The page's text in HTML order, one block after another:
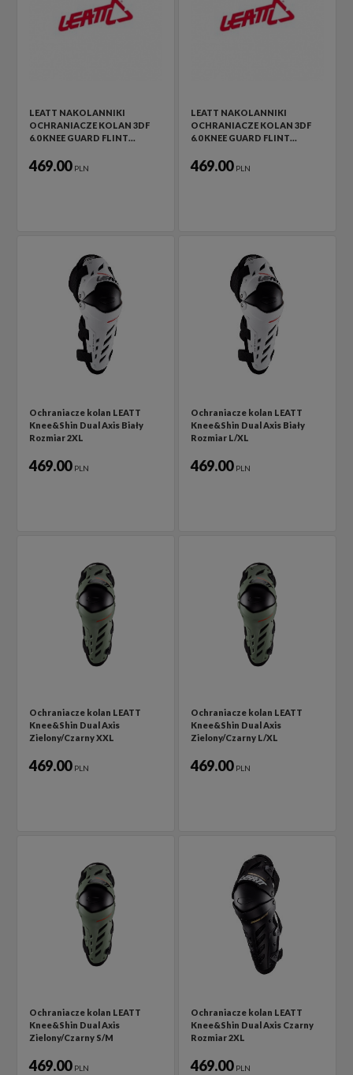
LEATT NAKOLANNIKI
OCHRANIACZE KOLAN 3DF
6.0 KNEE GUARD FLINT…
469.00 PLN
LEATT NAKOLANNIKI
OCHRANIACZE KOLAN 3DF
6.0 KNEE GUARD FLINT…
469.00 PLN
Ochraniacze kolan LEATT
Knee&Shin Dual Axis Biały
Rozmiar 2XL
469.00 PLN
Ochraniacze kolan LEATT
Knee&Shin Dual Axis Biały
Rozmiar L/XL
469.00 PLN
Ochraniacze kolan LEATT
Knee&Shin Dual Axis
Zielony/Czarny XXL
469.00 PLN
Ochraniacze kolan LEATT
Knee&Shin Dual Axis
Zielony/Czarny L/XL
469.00 PLN
Ochraniacze kolan LEATT
Knee&Shin Dual Axis
Zielony/Czarny S/M
469.00 PLN
Ochraniacze kolan LEATT
Knee&Shin Dual Axis Czarny
Rozmiar 2XL
469.00 PLN